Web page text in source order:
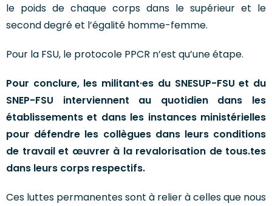
le poids de chaque corps dans le supérieur et le
second degré et l’égalité homme-femme.
Pour la FSU, le protocole PPCR n’est qu’une étape.
Pour conclure, les militant·es du SNESUP-FSU et du
SNEP-FSU interviennent au quotidien dans les
établissements et dans les instances ministérielles
pour défendre les collègues dans leurs conditions
de travail et œuvrer à la revalorisation de tous.tes
dans leurs corps respectifs.
Ces luttes permanentes sont à relier à celles que nous